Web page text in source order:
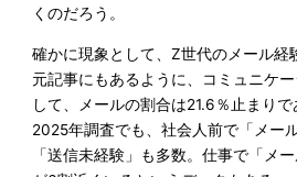
くのだろう。
確かに現象として、Z世代のメール経
元記事にもあるように、コミュニケ
して、メールの割合は21.6％止まり
2025年調査でも、社会人前で「メー
「送信未経験」も多数。仕事で「メ